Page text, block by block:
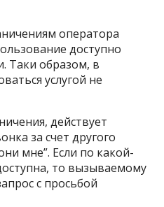
оператора
доступно
Таки образом, в
услугой не
действует
за счет другого
мне”. Если по какой-
то вызываемому
с просьбой